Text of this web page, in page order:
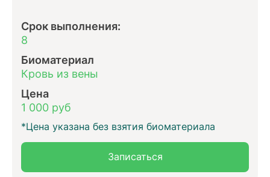
Срок выполнения:
8
Биоматериал
Кровь из вены
Цена
1 000 руб
*Цена указана без взятия биоматериала
Записаться